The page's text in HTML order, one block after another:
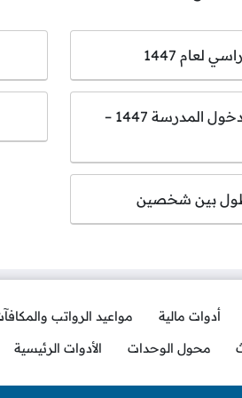
لعام 1447
حساب عمر الطفل لدخول المدرسة 1447 –
بين شخصين
أدوات مالية مواعيد الرواتب
محول الوحدات الأدوات الرئيسية